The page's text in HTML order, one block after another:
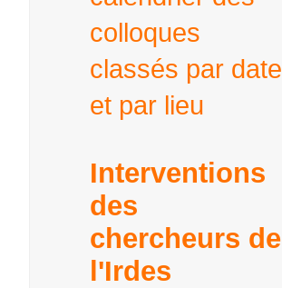
colloques
classés par date
et par lieu
Interventions
des
chercheurs de
l'Irdes